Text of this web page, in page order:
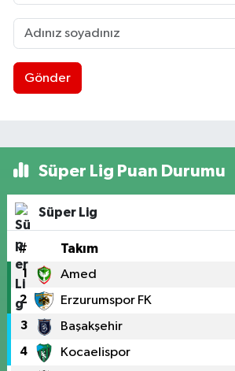
Gönder
Süper Lig Puan Durumu
Süper Lig
# Takım
1 Amed
2 Erzurumspor FK
3 Başakşehir
4 Kocaelispor